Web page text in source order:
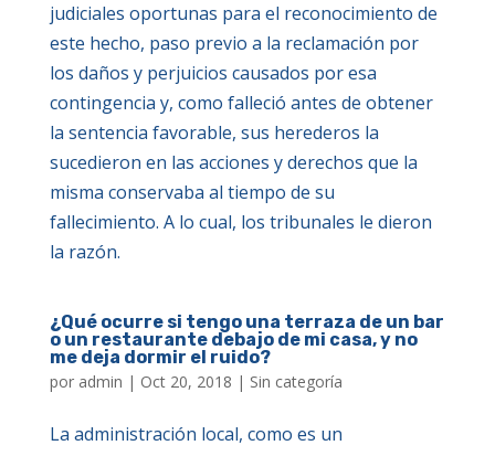
judiciales oportunas para el reconocimiento de
este hecho, paso previo a la reclamación por
los daños y perjuicios causados por esa
contingencia y, como falleció antes de obtener
la sentencia favorable, sus herederos la
sucedieron en las acciones y derechos que la
misma conservaba al tiempo de su
fallecimiento. A lo cual, los tribunales le dieron
la razón.
¿Qué ocurre si tengo una terraza de un bar
o un restaurante debajo de mi casa, y no
me deja dormir el ruido?
por admin | Oct 20, 2018 | Sin categoría
La administración local, como es un